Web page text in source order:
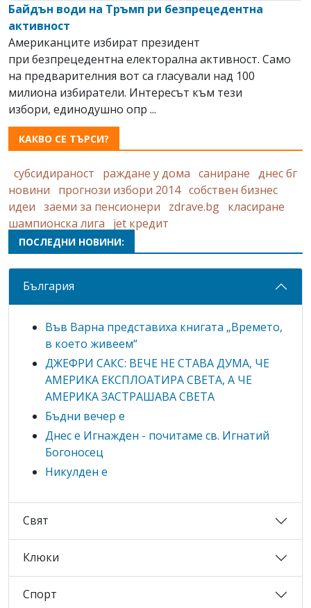
Байдън води на Тръмп ри безпрецедентна
активност
Американците избират президент
при безпрецедентна електорална активност. Само
на предварителния вот са гласували над 100
милиона избиратели. Интересът към тези
избори, единодушно опр ...
КАКВО СЕ ТЪРСИ?
субсидираност раждане у дома саниране днес бг
новини
прогнози избори 2014 собствен бизнес
идеи заеми за пенсионери zdrave.bg класиране
шампионска лига
jet кредит
ПОСЛЕДНИ НОВИНИ:
България
Във Варна представиха книгата „Времето,
в което живеем“
ДЖЕФРИ САКС: ВЕЧЕ НЕ СТАВА ДУМА, ЧЕ
АМЕРИКА ЕКСПЛОАТИРА СВЕТА, А ЧЕ
АМЕРИКА ЗАСТРАШАВА СВЕТА
Бъдни вечер е
Днес е Игнажден - почитаме св. Игнатий
Богоносец
Никулден е
Свят
Клюки
Спорт